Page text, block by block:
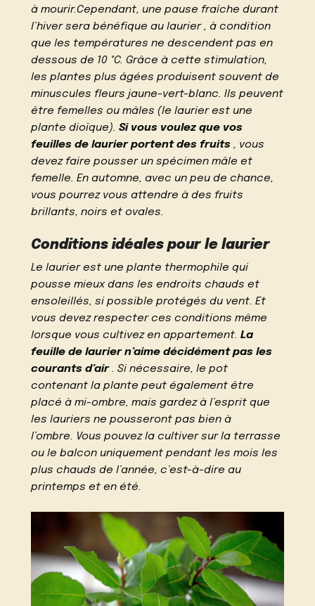
à mourir.Cependant, une pause fraîche durant
l’hiver sera bénéfique au laurier , à condition
que les températures ne descendent pas en
dessous de 10 °C. Grâce à cette stimulation,
les plantes plus âgées produisent souvent de
minuscules fleurs jaune-vert-blanc. Ils peuvent
être femelles ou mâles (le laurier est une
plante dioïque).Si vous voulez que vos
feuilles de laurier portent des fruits , vous
devez faire pousser un spécimen mâle et
femelle. En automne, avec un peu de chance,
vous pourrez vous attendre à des fruits
brillants, noirs et ovales.
Conditions idéales pour le laurier
Le laurier est une plante thermophile qui
pousse mieux dans les endroits chauds et
ensoleillés, si possible protégés du vent. Et
vous devez respecter ces conditions même
lorsque vous cultivez en appartement.La
feuille de laurier n’aime décidément pas les
courants d’air. Si nécessaire, le pot
contenant la plante peut également être
placé à mi-ombre, mais gardez à l’esprit que
les lauriers ne pousseront pas bien à
l’ombre. Vous pouvez la cultiver sur la terrasse
ou le balcon uniquement pendant les mois les
plus chauds de l’année, c’est-à-dire au
printemps et en été.